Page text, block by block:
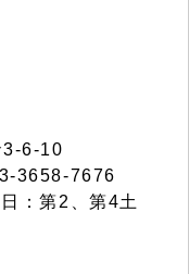
6-10
3658-7676
：第2、第4土